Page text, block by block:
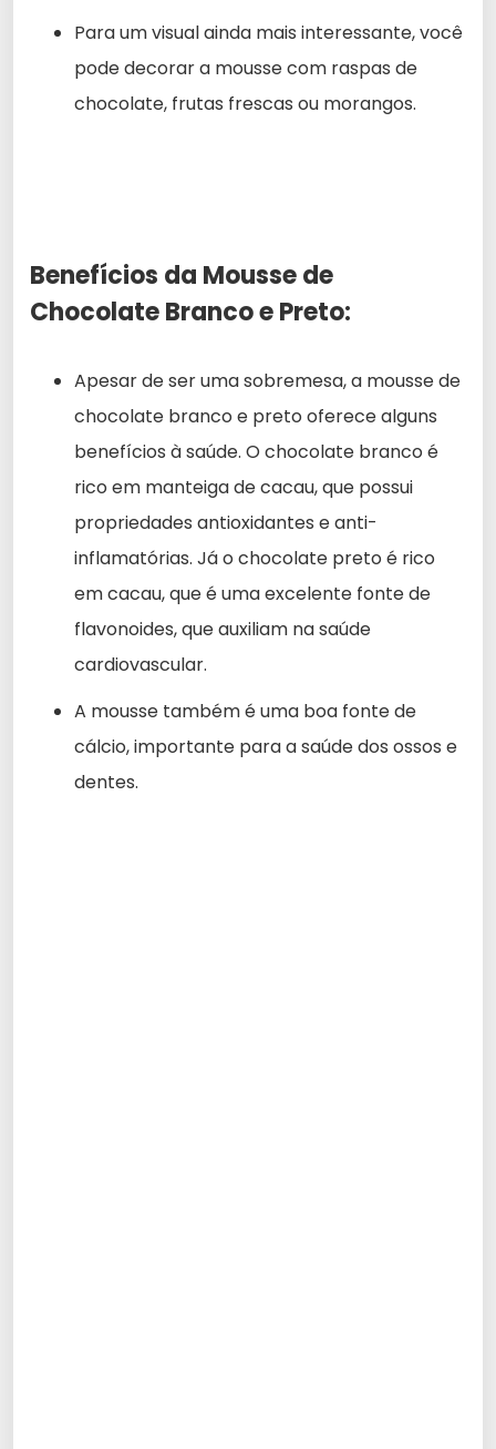
Para um visual ainda mais interessante, você
pode decorar a mousse com raspas de
chocolate, frutas frescas ou morangos.
Benefícios da Mousse de
Chocolate Branco e Preto:
Apesar de ser uma sobremesa, a mousse de
chocolate branco e preto oferece alguns
benefícios à saúde. O chocolate branco é
rico em manteiga de cacau, que possui
propriedades antioxidantes e anti-
inflamatórias. Já o chocolate preto é rico
em cacau, que é uma excelente fonte de
flavonoides, que auxiliam na saúde
cardiovascular.
A mousse também é uma boa fonte de
cálcio, importante para a saúde dos ossos e
dentes.